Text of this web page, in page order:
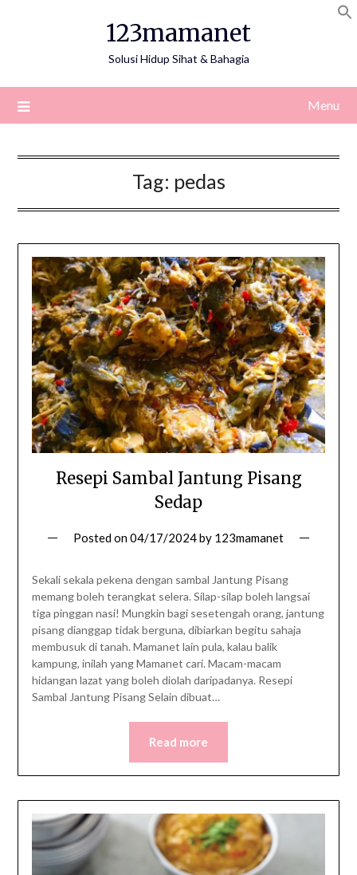
123mamanet
Solusi Hidup Sihat & Bahagia
Menu
Tag: pedas
Resepi Sambal Jantung Pisang
Sedap
Posted on04/17/2024by 123mamanet
Sekali sekala pekena dengan sambal Jantung Pisang
memang boleh terangkat selera. Silap-silap boleh langsai
tiga pinggan nasi! Mungkin bagi sesetengah orang, jantung
pisang dianggap tidak berguna, dibiarkan begitu sahaja
membusuk di tanah. Mamanet lain pula, kalau balik
kampung, inilah yang Mamanet cari. Macam-macam
hidangan lazat yang boleh diolah daripadanya. Resepi
Sambal Jantung Pisang Selain dibuat…
Read more